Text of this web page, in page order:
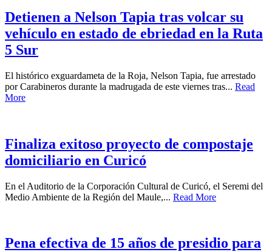
Detienen a Nelson Tapia tras volcar su
vehículo en estado de ebriedad en la Ruta
5 Sur
El histórico exguardameta de la Roja, Nelson Tapia, fue arrestado
por Carabineros durante la madrugada de este viernes tras... Read
More
Finaliza exitoso proyecto de compostaje
domiciliario en Curicó
En el Auditorio de la Corporación Cultural de Curicó, el Seremi del
Medio Ambiente de la Región del Maule,... Read More
Pena efectiva de 15 años de presidio para